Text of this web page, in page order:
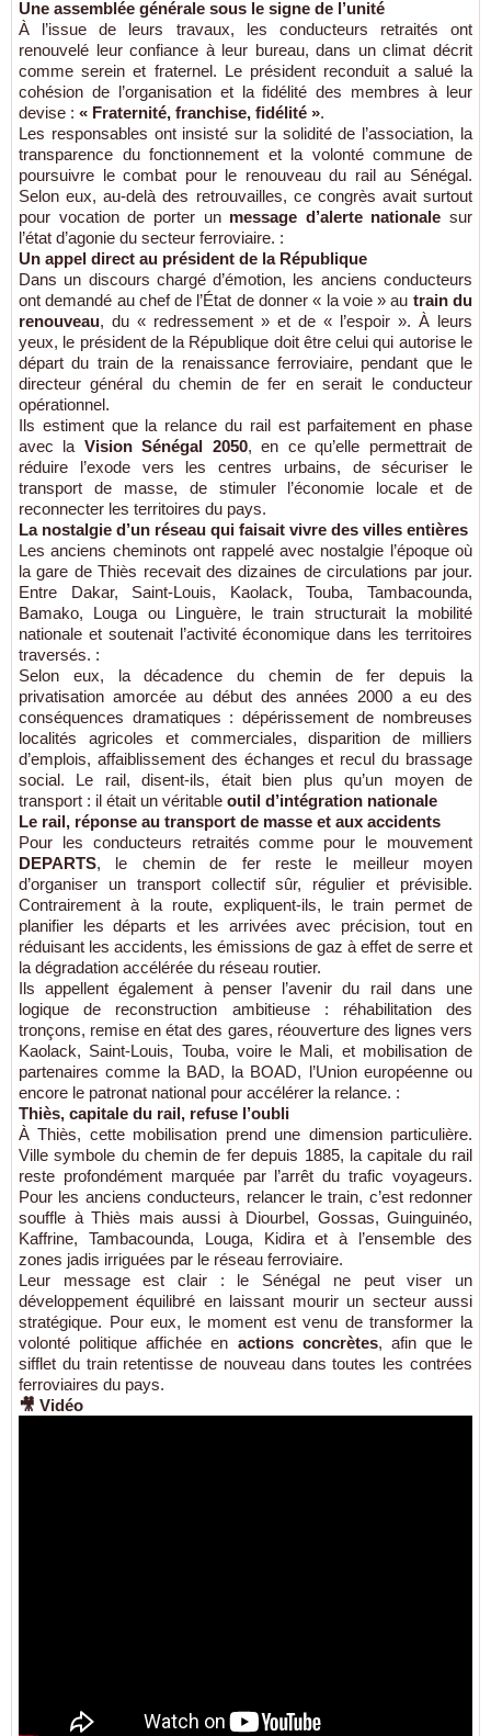
Une assemblée générale sous le signe de l’unité
À l’issue de leurs travaux, les conducteurs retraités ont
renouvelé leur confiance à leur bureau, dans un climat décrit
comme serein et fraternel. Le président reconduit a salué la
cohésion de l’organisation et la fidélité des membres à leur
devise : « Fraternité, franchise, fidélité ».
Les responsables ont insisté sur la solidité de l’association, la
transparence du fonctionnement et la volonté commune de
poursuivre le combat pour le renouveau du rail au Sénégal.
Selon eux, au-delà des retrouvailles, ce congrès avait surtout
pour vocation de porter un message d’alerte nationale sur
l’état d’agonie du secteur ferroviaire. :
Un appel direct au président de la République
Dans un discours chargé d’émotion, les anciens conducteurs
ont demandé au chef de l’État de donner « la voie » au train du
renouveau, du « redressement » et de « l’espoir ». À leurs
yeux, le président de la République doit être celui qui autorise le
départ du train de la renaissance ferroviaire, pendant que le
directeur général du chemin de fer en serait le conducteur
opérationnel.
Ils estiment que la relance du rail est parfaitement en phase
avec la Vision Sénégal 2050, en ce qu’elle permettrait de
réduire l’exode vers les centres urbains, de sécuriser le
transport de masse, de stimuler l’économie locale et de
reconnecter les territoires du pays.
La nostalgie d’un réseau qui faisait vivre des villes entières
Les anciens cheminots ont rappelé avec nostalgie l’époque où
la gare de Thiès recevait des dizaines de circulations par jour.
Entre Dakar, Saint-Louis, Kaolack, Touba, Tambacounda,
Bamako, Louga ou Linguère, le train structurait la mobilité
nationale et soutenait l’activité économique dans les territoires
traversés. :
Selon eux, la décadence du chemin de fer depuis la
privatisation amorcée au début des années 2000 a eu des
conséquences dramatiques : dépérissement de nombreuses
localités agricoles et commerciales, disparition de milliers
d’emplois, affaiblissement des échanges et recul du brassage
social. Le rail, disent-ils, était bien plus qu’un moyen de
transport : il était un véritable outil d’intégration nationale
Le rail, réponse au transport de masse et aux accidents
Pour les conducteurs retraités comme pour le mouvement
DEPARTS, le chemin de fer reste le meilleur moyen
d’organiser un transport collectif sûr, régulier et prévisible.
Contrairement à la route, expliquent-ils, le train permet de
planifier les départs et les arrivées avec précision, tout en
réduisant les accidents, les émissions de gaz à effet de serre et
la dégradation accélérée du réseau routier.
Ils appellent également à penser l’avenir du rail dans une
logique de reconstruction ambitieuse : réhabilitation des
tronçons, remise en état des gares, réouverture des lignes vers
Kaolack, Saint-Louis, Touba, voire le Mali, et mobilisation de
partenaires comme la BAD, la BOAD, l’Union européenne ou
encore le patronat national pour accélérer la relance. :
Thiès, capitale du rail, refuse l’oubli
À Thiès, cette mobilisation prend une dimension particulière.
Ville symbole du chemin de fer depuis 1885, la capitale du rail
reste profondément marquée par l’arrêt du trafic voyageurs.
Pour les anciens conducteurs, relancer le train, c’est redonner
souffle à Thiès mais aussi à Diourbel, Gossas, Guinguinéo,
Kaffrine, Tambacounda, Louga, Kidira et à l’ensemble des
zones jadis irriguées par le réseau ferroviaire.
Leur message est clair : le Sénégal ne peut viser un
développement équilibré en laissant mourir un secteur aussi
stratégique. Pour eux, le moment est venu de transformer la
volonté politique affichée en actions concrètes, afin que le
sifflet du train retentisse de nouveau dans toutes les contrées
ferroviaires du pays.
🎥 Vidéo